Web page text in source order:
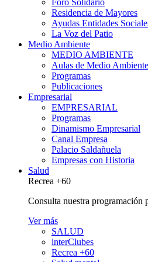
Foro Solidario
Residencia de Mayores
Ayudas Entidades
La Voz del Patio
Medio Ambiente
MEDIO AMBIENTE
Aulas de Medio Ambiente
Programas
Publicaciones
Empresarial
EMPRESARIAL
Programas
Dinamismo Empresarial
Canal Empresa
Palacio Saldañuela
Empresas con Historia
Salud
Recrea +60
Consulta nuestra programación
Ver más
SALUD
interClubes
Recrea +60